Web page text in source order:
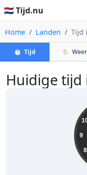
🇳🇱 Tijd.nu
Home Landen Tijd
⏱️ Tijd 🌦️ Weer
Huidige tijd
8
9